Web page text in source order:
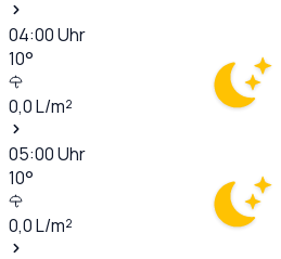
04:00Uhr
10°
0,0L/m²
05:00Uhr
10°
0,0L/m²